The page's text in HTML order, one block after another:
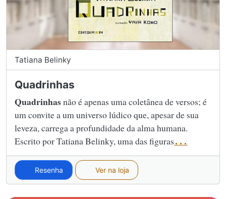
Tatiana Belinky
Quadrinhas
Quadrinhasnão é apenas uma coletânea de versos; é
um convite a um universo lúdico que, apesar de sua
leveza, carrega a profundidade da alma humana.
Escrito por Tatiana Belinky, uma das figuras ...
Resenha Ver na loja